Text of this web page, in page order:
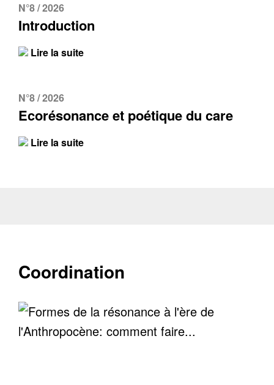
N°8 / 2026
Introduction
Lire la suite
N°8 / 2026
Ecorésonance et poétique du care
Lire la suite
Coordination